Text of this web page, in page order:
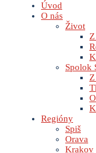
Úvod
O nás
Život
Spolok
Regióny
Spiš
Orava
Krakov